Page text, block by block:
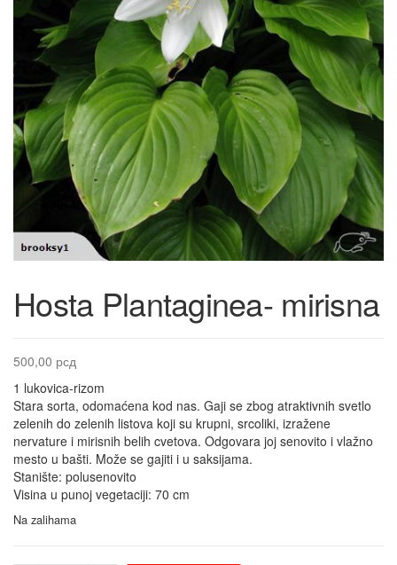
Hosta Plantaginea- mirisna
500,00 рсд
1 lukovica-rizom
Stara sorta, odomaćena kod nas. Gaji se zbog atraktivnih svetlo
zelenih do zelenih listova koji su krupni, srcoliki, izražene
nervature i mirisnih belih cvetova. Odgovara joj senovito i vlažno
mesto u bašti. Može se gajiti i u saksijama.
Stanište: polusenovito
Visina u punoj vegetaciji: 70 cm
Na zalihama